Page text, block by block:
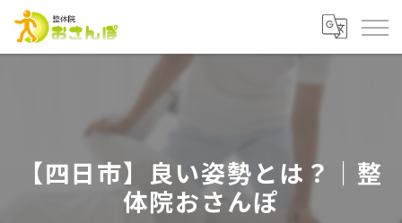
【四日市】良い姿勢とは？｜整
体院おさんぽ